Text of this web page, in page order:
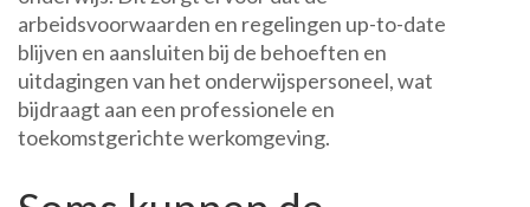
arbeidsvoorwaarden en regelingen up-to-date
blijven en aansluiten bij de behoeften en
uitdagingen van het onderwijspersoneel, wat
bijdraagt aan een professionele en
toekomstgerichte werkomgeving.